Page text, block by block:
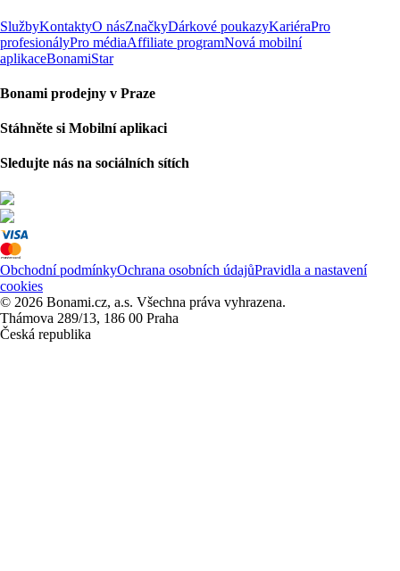
SlužbyKontaktyO násZnačkyDárkové poukazyKariéraPro
profesionályPro médiaAffiliate programNová mobilní
aplikaceBonamiStar
Bonami prodejny v Praze
Stáhněte si Mobilní aplikaci
Sledujte nás na sociálních sítích
Obchodní podmínkyOchrana osobních údajůPravidla a nastavení
cookies
© 2026 Bonami.cz, a.s. Všechna práva vyhrazena.
Thámova 289/13, 186 00 Praha
Česká republika